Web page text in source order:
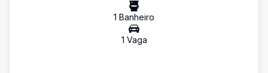
1 Banheiro
1 Vaga